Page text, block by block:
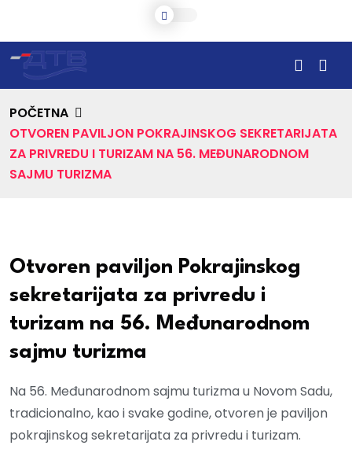
POČETNA
OTVOREN PAVILJON POKRAJINSKOG SEKRETARIJATA
ZA PRIVREDU I TURIZAM NA 56. MEĐUNARODNOM
SAJMU TURIZMA
Otvoren paviljon Pokrajinskog
sekretarijata za privredu i
turizam na 56. Međunarodnom
sajmu turizma
Na 56. Međunarodnom sajmu turizma u Novom Sadu,
tradicionalno, kao i svake godine, otvoren je paviljon
pokrajinskog sekretarijata za privredu i turizam.